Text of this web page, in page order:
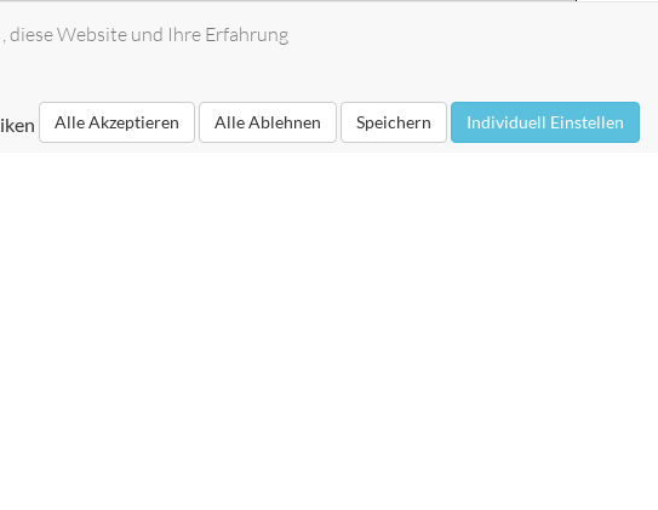
diese Website und Ihre Erfahrung
Alle Akzeptieren Alle Ablehnen Speichern Individuell Einstellen